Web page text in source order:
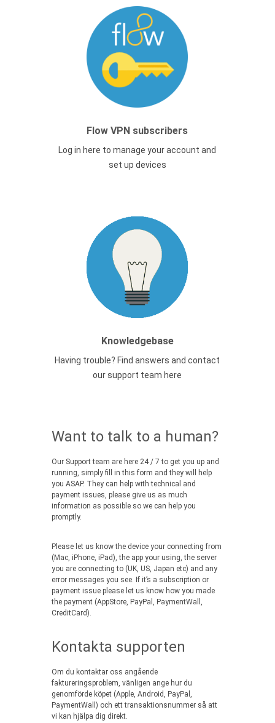
Flow VPN subscribers
Log in here to manage your account and
set up devices
Knowledgebase
Having trouble? Find answers and contact
our support team here
Want to talk to a human?
Our Support team are here 24 / 7 to get you up and
running, simply fill in this form and they will help
you ASAP. They can help with technical and
payment issues, please give us as much
information as possible so we can help you
promptly.
Please let us know the device your connecting from
(Mac, iPhone, iPad), the app your using, the server
you are connecting to (UK, US, Japan etc) and any
error messages you see. If it’s a subscription or
payment issue please let us know how you made
the payment (AppStore, PayPal, PaymentWall,
CreditCard).
Kontakta supporten
Om du kontaktar oss angående
faktureringsproblem, vänligen ange hur du
genomförde köpet (Apple, Android, PayPal,
PaymentWall) och ett transaktionsnummer så att
vi kan hjälpa dig direkt.